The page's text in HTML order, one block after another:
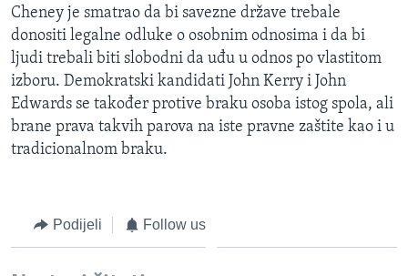
Cheney je smatrao da bi savezne države trebale
donositi legalne odluke o osobnim odnosima i da bi
ljudi trebali biti slobodni da uđu u odnos po vlastitom
izboru. Demokratski kandidati John Kerry i John
Edwards se također protive braku osoba istog spola, ali
brane prava takvih parova na iste pravne zaštite kao i u
tradicionalnom braku.
Podijeli Follow us